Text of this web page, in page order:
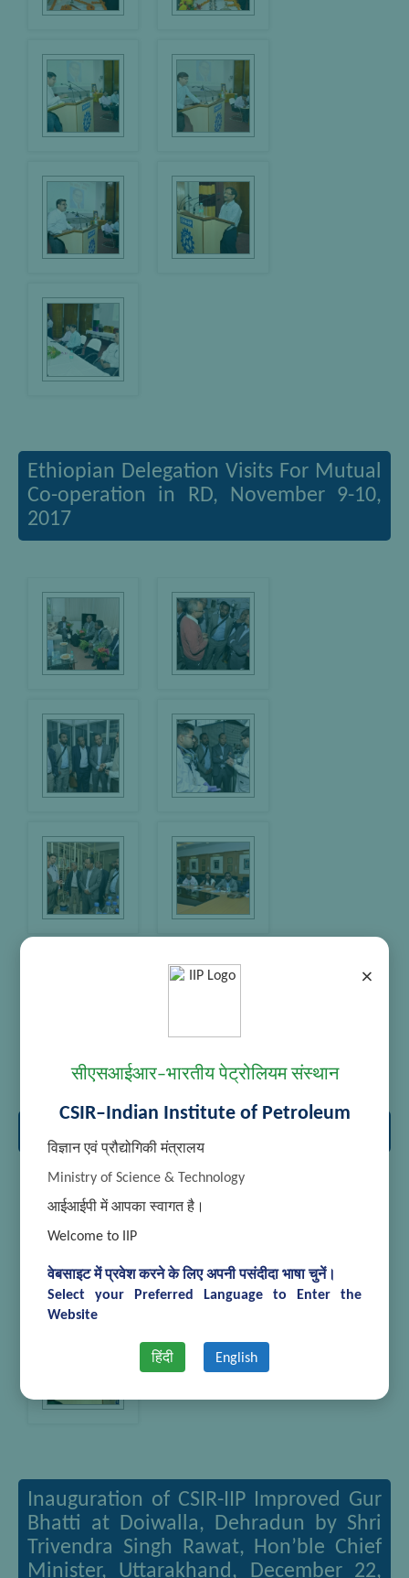
×
सीएसआईआर–भारतीय पेट्रोलियम संस्थान
CSIR–Indian Institute of Petroleum
विज्ञान एवं प्रौद्योगिकी मंत्रालय
Ministry of Science & Technology
आईआईपी में आपका स्वागत है।
Welcome to IIP
वेबसाइट में प्रवेश करने के लिए अपनी पसंदीदा भाषा चुनें।
Select your Preferred Language to Enter the
Website
हिंदी English
Ethiopian Delegation Visits For Mutual
Co-operation in RD, November 9-10,
2017
Inauguration of CSIR-IIP Improved Gur
Bhatti at Doiwalla, Dehradun by Shri
Trivendra Singh Rawat, Hon’ble Chief
Minister, Uttarakhand, December 22,